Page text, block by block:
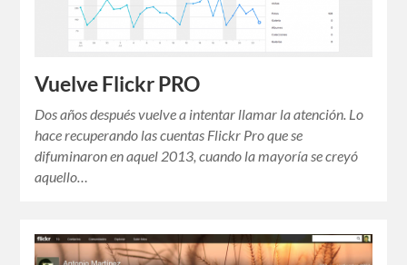
Vuelve Flickr PRO
Dos años después vuelve a intentar llamar la atención. Lo
hace recuperando las cuentas Flickr Pro que se
difuminaron en aquel 2013, cuando la mayoría se creyó
aquello…